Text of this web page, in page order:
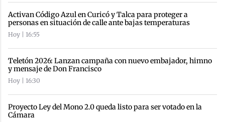
Activan Código Azul en Curicó y Talca para proteger a
personas en situación de calle ante bajas temperaturas
Hoy | 16:55
Teletón 2026: Lanzan campaña con nuevo embajador, himno
y mensaje de Don Francisco
Hoy | 16:30
Proyecto Ley del Mono 2.0 queda listo para ser votado en la
Cámara